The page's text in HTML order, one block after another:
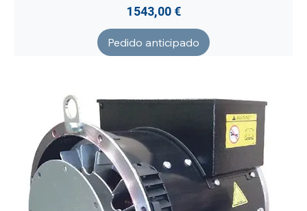
Precio
1543,00 €
Pedido anticipado